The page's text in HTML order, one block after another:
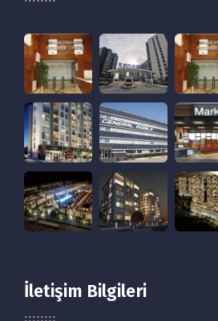
İletişim Bilgileri